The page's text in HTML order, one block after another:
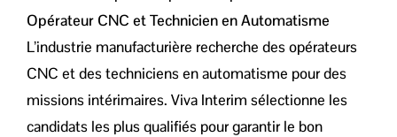
Opérateur CNC et Technicien en Automatisme
L’industrie manufacturière recherche des opérateurs
CNC et des techniciens en automatisme pour des
missions intérimaires. Viva Interim sélectionne les
candidats les plus qualifiés pour garantir le bon